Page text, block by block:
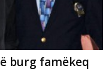
burg famëkeq